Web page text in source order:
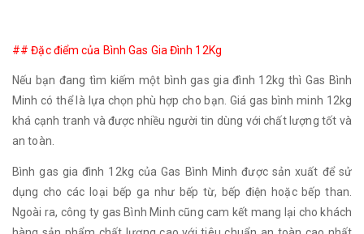
## Đặc điểm của Bình Gas Gia Đình 12Kg
Nếu bạn đang tìm kiếm một bình gas gia đình 12kg thì Gas Bình
Minh có thể là lựa chọn phù hợp cho bạn. Giá gas bình minh 12kg
khá cạnh tranh và được nhiều người tin dùng với chất lượng tốt và
an toàn.
Bình gas gia đình 12kg của Gas Bình Minh được sản xuất để sử
dụng cho các loại bếp ga như bếp từ, bếp điện hoặc bếp than.
Ngoài ra, công ty gas Bình Minh cũng cam kết mang lại cho khách